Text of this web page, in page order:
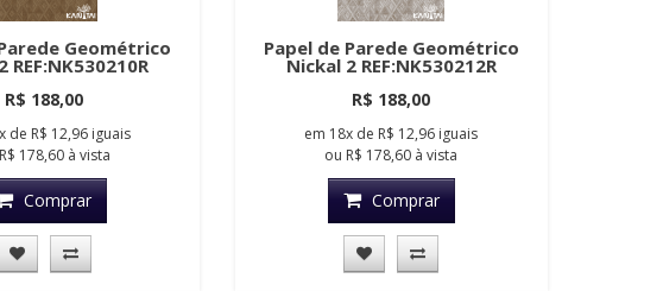
Geométrico
REF:NK530210R
R$ 188,00
de R$ 12,96 iguais
R$ 178,60à vista
Comprar
Papel de Parede Geométrico
Nickal 2 REF:NK530212R
R$ 188,00
em 18x de R$ 12,96 iguais
ou R$ 178,60 à vista
Comprar